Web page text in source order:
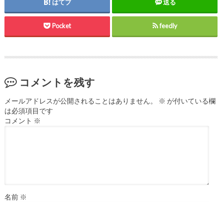
はてブ 送る
Pocket feedly
コメントを残す
メールアドレスが公開されることはありません。 ※ が付いている欄
は必須項目です
コメント ※
名前 ※